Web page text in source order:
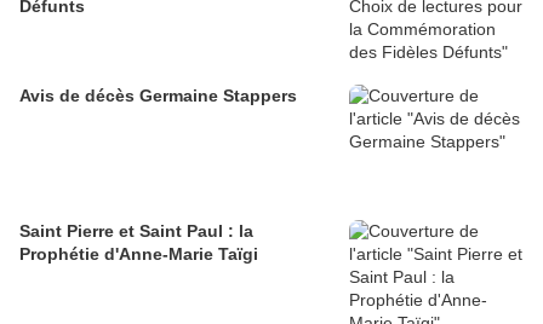
Défunts
Avis de décès Germaine Stappers
Saint Pierre et Saint Paul : la
Prophétie d'Anne-Marie Taïgi